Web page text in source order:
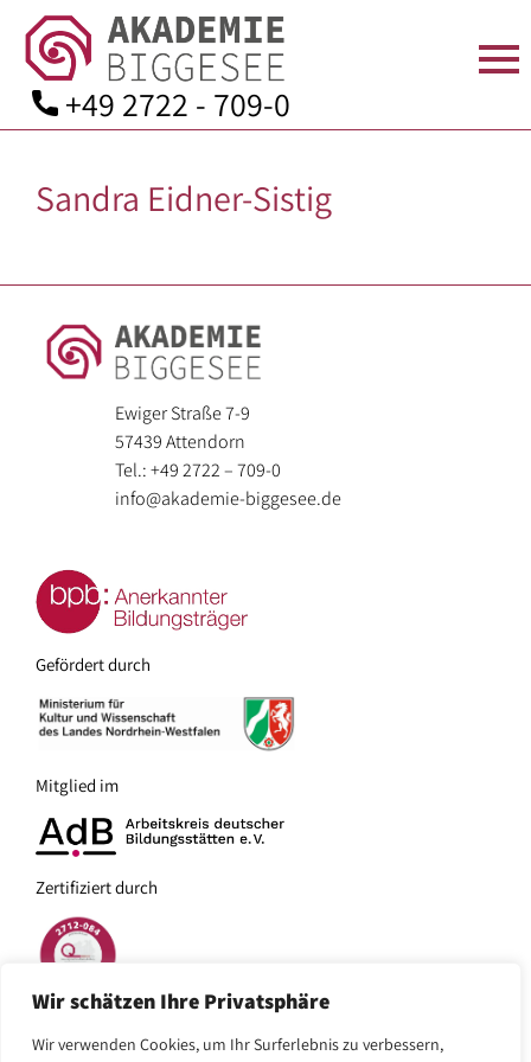
Wir schätzen Ihre Privatsphäre
Wir verwenden Cookies, um Ihr Surferlebnis zu verbessern,
content
+49 2722 - 709-0
STARTSEITE
ÜBER
Team
Leitbild
Aufsichtsrat
Kuratorium
Zertifizierung
Impressionen
Referenzen
SEMINARANGEBOT
Bildungsarbeit
Angehörige
–
Auszubildende
/
Unternehmen
Politisch
Engagierte
Schulen
–
Soziale
und
pädagogische
TAGEN
DER
AKADEMIE
Zimmer
Verpflegung
Seminarräume
Ausstattung
Preise
Anfrage
Freizeitgestaltung:
–
Angebote
in
der
Akademie
–
Aktivitäten
in
AKTUELLES
KONTAKT
Mitgliedschaft
Spenden
Downloads
Sandra Eidner-Sistig
Ewiger Straße 7-9
57439 Attendorn
Tel.: +49 2722 – 709-0
info@akademie-biggesee.de
Gefördert durch
Mitglied im
Zertifiziert durch
AGB Impressum Datenschutz